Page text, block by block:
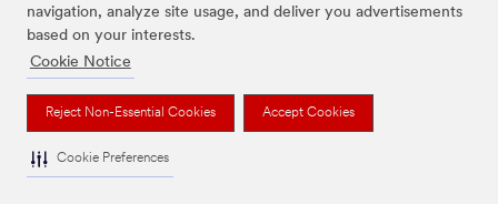
navigation, analyze site usage, and deliver you advertisements
based on your interests.
Cookie Notice
Reject Non-Essential Cookies Accept Cookies
Cookie Preferences